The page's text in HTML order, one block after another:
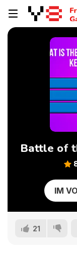
Battle of
IM
21